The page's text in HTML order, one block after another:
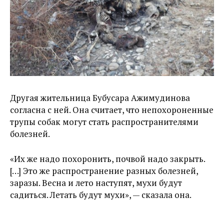
Другая жительница Бубусара Ажимудинова
согласна с ней. Она считает, что непохороненные
трупы собак могут стать распространителями
болезней.
«Их же надо похоронить, почвой надо закрыть.
[…] Это же распространение разных болезней,
заразы. Весна и лето наступят, мухи будут
садиться. Летать будут мухи», — сказала она.